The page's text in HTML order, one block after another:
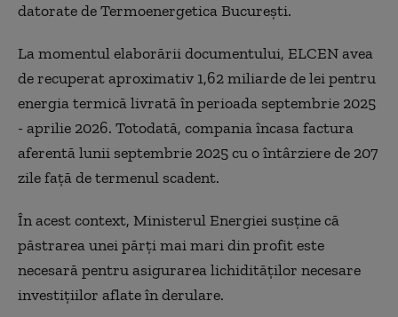
datorate de Termoenergetica București.
La momentul elaborării documentului, ELCEN avea
de recuperat aproximativ 1,62 miliarde de lei pentru
energia termică livrată în perioada septembrie 2025
- aprilie 2026. Totodată, compania încasa factura
aferentă lunii septembrie 2025 cu o întârziere de 207
zile față de termenul scadent.
În acest context, Ministerul Energiei susține că
păstrarea unei părți mai mari din profit este
necesară pentru asigurarea lichidităților necesare
investițiilor aflate în derulare.